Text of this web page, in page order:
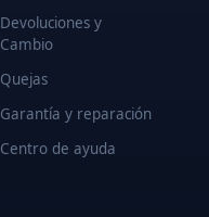
Devoluciones y
Cambio
Quejas
Garantía y reparación
Centro de ayuda